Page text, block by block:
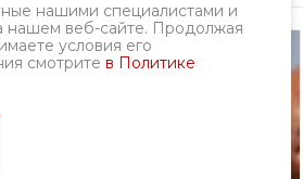
нашими специалистами и
нашем веб-сайте. Продолжая
условия его
смотрите в Политике